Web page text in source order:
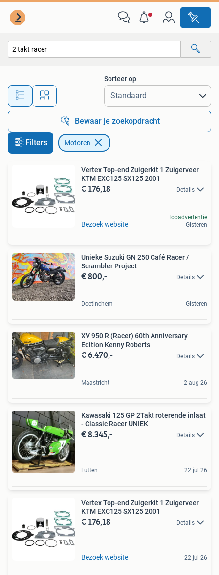
Alle afstanden…
Sorteer op
Bewaar je zoekopdracht
Filters Motoren
Vertex Top-end Zuigerkit 1 Zuigerveer
KTM EXC125 SX125 2001
€ 176,18 Details
Bezoek website
Topadvertentie
Gisteren
Unieke Suzuki GN 250 Café Racer /
Scrambler Project
€ 800,- Details
Doetinchem Gisteren
XV 950 R (Racer) 60th Anniversary
Edition Kenny Roberts
€ 6.470,- Details
Maastricht 2 aug 26
Kawasaki 125 GP 2Takt roterende inlaat
- Classic Racer UNIEK
€ 8.345,- Details
Lutten 22 jul 26
Vertex Top-end Zuigerkit 1 Zuigerveer
KTM EXC125 SX125 2001
€ 176,18 Details
Bezoek website 22 jul 26